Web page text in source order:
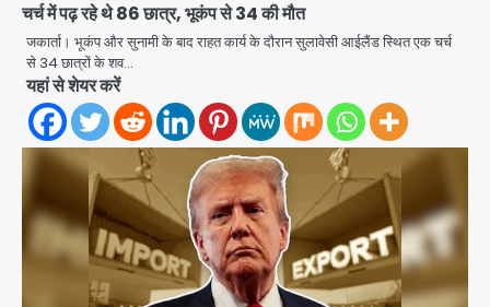
चर्च में पढ़ रहे थे 86 छात्र, भूकंप से 34 की मौत
जकार्ता। भूकंप और सुनामी के बाद राहत कार्य के दौरान सुलावेसी आईलैंड स्थित एक चर्च
से 34 छात्रों के शव…
यहां से शेयर करें